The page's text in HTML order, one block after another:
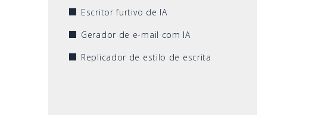
Escritor furtivo de IA
Gerador de e-mail com IA
Replicador de estilo de escrita